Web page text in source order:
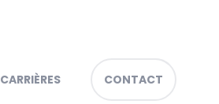
CARRIÈRES CONTACT